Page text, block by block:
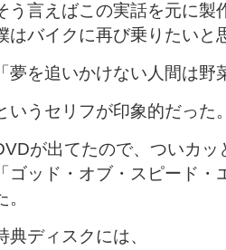
う言えばこの実話を元に製
はバイクに再び乗りたいと
「夢を追いかけない人間は
いうセリフが印象的だった
が出てたので、ついカ
「ゴッド・オブ・スピード
。
典ディスクには、